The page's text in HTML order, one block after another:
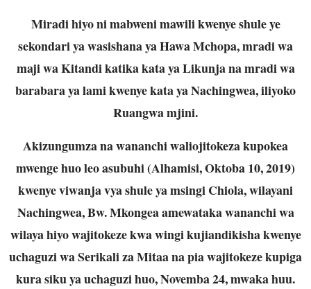
Miradi hiyo ni mabweni mawili kwenye shule ye
sekondari ya wasishana ya Hawa Mchopa, mradi wa
maji wa Kitandi katika kata ya Likunja na mradi wa
barabara ya lami kwenye kata ya Nachingwea, iliyoko
Ruangwa mjini.
Akizungumza na wananchi waliojitokeza kupokea
mwenge huo leo asubuhi (Alhamisi, Oktoba 10, 2019)
kwenye viwanja vya shule ya msingi Chiola, wilayani
Nachingwea, Bw. Mkongea amewataka wananchi wa
wilaya hiyo wajitokeze kwa wingi kujiandikisha kwenye
uchaguzi wa Serikali za Mitaa na pia wajitokeze kupiga
kura siku ya uchaguzi huo, Novemba 24, mwaka huu.